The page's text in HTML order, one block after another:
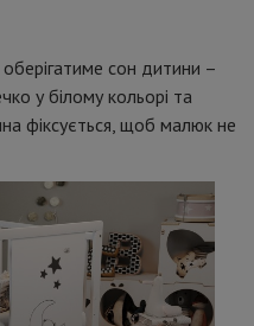
сон дитини –
у білому кольорі та
фіксується, щоб малюк не